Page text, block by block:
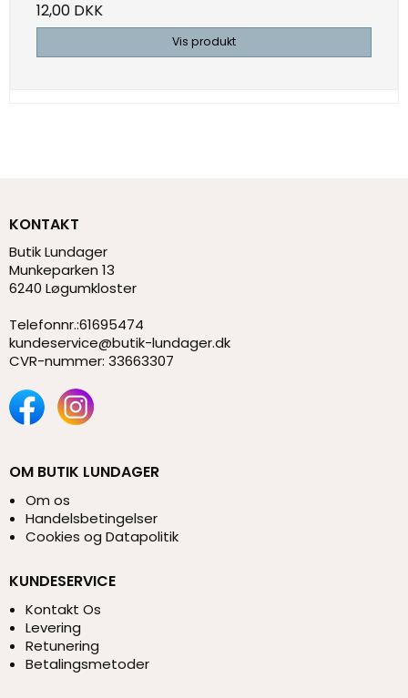
12,00 DKK
Vis produkt
KONTAKT
Butik Lundager
Munkeparken 13
6240 Løgumkloster
Telefonnr.:61695474
kundeservice@butik-lundager.dk
CVR-nummer: 33663307
OM BUTIK LUNDAGER
Om os
Handelsbetingelser
Cookies og Datapolitik
KUNDESERVICE
Kontakt Os
Levering
Retunering
Betalingsmetoder